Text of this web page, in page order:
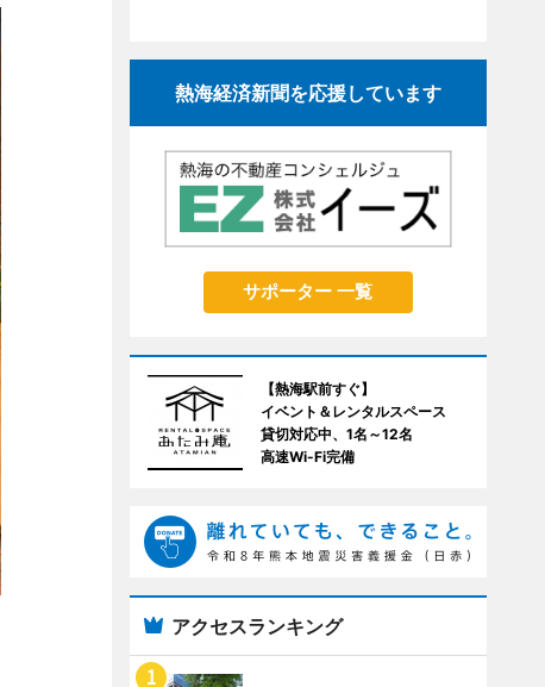
熱海経済新聞を応援しています
サポーター 一覧
【熱海駅前すぐ】
イベント＆レンタルスペース
貸切対応中、1名～12名
高速Wi-Fi完備
アクセスランキング